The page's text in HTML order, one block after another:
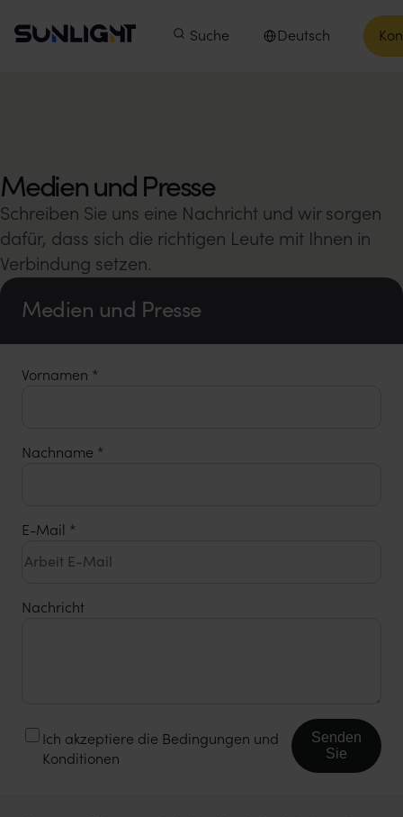
Sunlight Group
Hauptmenü
Produkte Unsere Unternehmen
Suche
Sprache auswählen
Deutsch
Medien und Presse
Schreiben Sie uns eine Nachricht und wir sorgen
dafür, dass sich die richtigen Leute mit Ihnen in
Verbindung setzen.
Medien und Presse
Vornamen *
Nachname *
E-Mail *
Nachricht
Ich akzeptiere die Bedingungen und
Konditionen
Senden
Sie